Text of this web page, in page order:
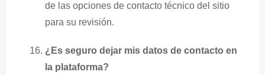
de las opciones de contacto técnico del sitio
para su revisión.
¿Es seguro dejar mis datos de contacto en
la plataforma?